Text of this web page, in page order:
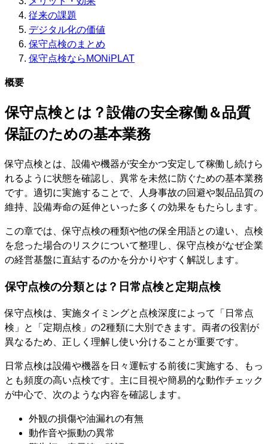
従来の課題
デジタル化の価値
保守点検のまとめ
保守点検ならMONiPLAT
概要
保守点検とは？設備の安全稼働＆品質
保証のための基本業務
保守点検とは、設備や機器が安全かつ安定して稼働し続けら
れるように状態を確認し、異常を未然に防ぐための基本業務
です。適切に実施することで、人身事故の回避や製品品質の
維持、設備寿命の延伸といった多くの効果をもたらします。
この章では、保守点検の種類や他の保全用語との違い、点検
を怠った場合のリスクについて整理し、保守点検がなぜ企業
の経営基盤に直結するのかを分かりやすく解説します。
保守点検の分類とは？日常点検と定期点検
保守点検は、実施タイミングと点検深度によって「日常点
検」と「定期点検」の2種類に大別できます。両者の役割が
異なるため、正しく理解し使い分けることが重要です。
日常点検は設備や機器を日々運転する前後に実施する、もっ
とも頻度の高い点検です。主に目視や簡易的な動作チェック
が中心で、次のような内容を確認します。
外観の損傷や油漏れの有無
動作音や振動の異常